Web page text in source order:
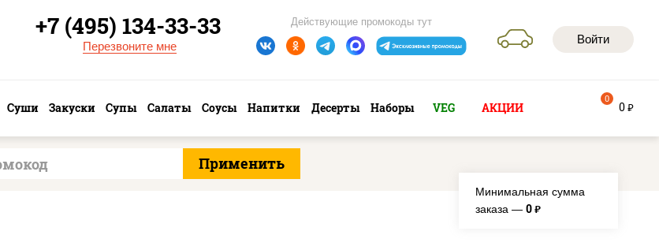
Войти
Действующие промокоды тут
+7 (495) 134-33-33
Перезвоните мне
Суши Закуски Супы Салаты Соусы Напитки Десерты Наборы VEG АКЦИИ 0 руб
0
Минимальная сумма
заказа — 0 руб.